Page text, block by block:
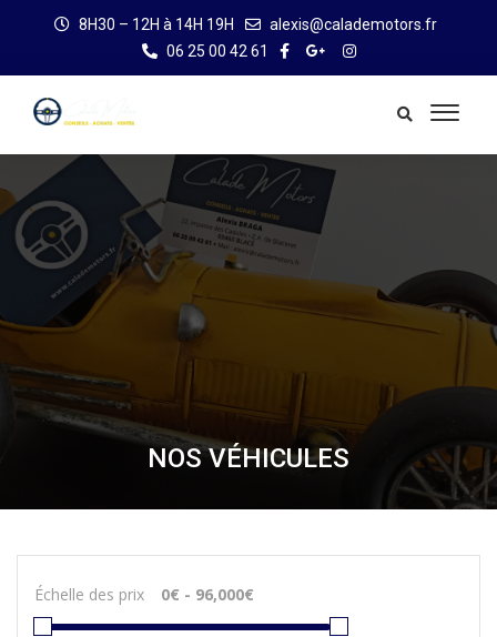
8H30 – 12H à 14H 19H
alexis@calademotors.fr
06 25 00 42 61
NOS VÉHICULES
Échelle des prix